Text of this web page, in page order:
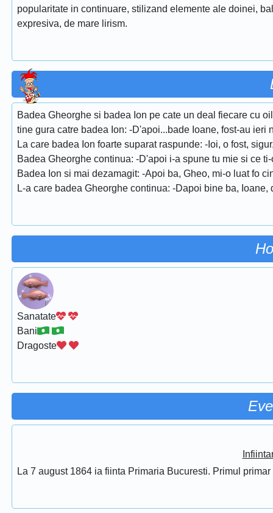
popularitate in continuare, stilizand elemente ale doinei,
expresiva, de mare lirism.
Badea Gheorghe si badea Ion pe cate un deal fiecare cu
tine gura catre badea Ion: -D'apoi...bade Ioane, fost-au ieri
La care badea Ion foarte suparat raspunde: -Ioi, o fost,
Badea Gheorghe continua: -D'apoi i-a spune tu mie si ce
Badea Ion si mai dezamagit: -Apoi ba, Gheo, mi-o luat fo
L-a care badea Gheorghe continua: -Dapoi bine ba, Ioane,
Sanatate
Bani
Dragoste
La 7 august 1864 ia fiinta Primaria Bucuresti. Primul